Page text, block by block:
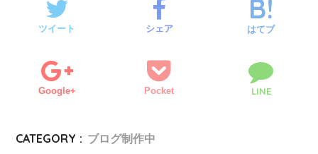
ツイート シェア はてブ
Google+ Pocket LINE
CATEGORY : ブログ制作中